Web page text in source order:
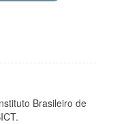
Brasileiro de